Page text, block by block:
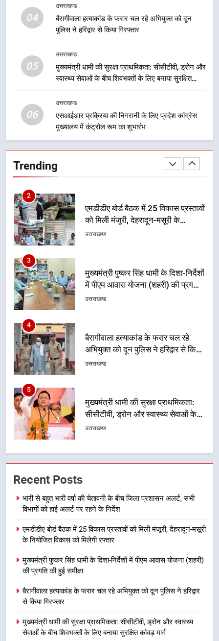
04
उत्तराखण्ड
बैरागीवाला हत्याकांड के फरार चल रहे अभियुक्त को दून
पुलिस ने हरिद्वार से किया गिरफ्तार
05
उत्तराखण्ड
मुख्यमंत्री धामी की सुरक्षा प्राथमिकता: सीसीटीवी, ड्रोन और
स्वास्थ्य सेवाओं के बीच शिवभक्तों के लिए बनाया सुरक्षित
06
उत्तराखण्ड
एसआईआर प्रक्रिया की निगरानी के लिए प्रदेश कांग्रेस
मुख्यालय में कंट्रोल रूम का शुभारंभ
Trending
महाराज की राजस्थान के मुख्यमंत्री से
शिष्टाचार भेंट पर्यटन और सांस्कृतिक
1
भारी से बहुत भारी वर्षा की चेतावनी के बीच
को मिली मंजूरी, देहरादून-मसूरी के
नियोजित विकास को मिलेगी रफ्तार
3
मुख्यमंत्री पुष्कर सिंह धामी के दिशा-निर्देशों
में पीएम आवास योजना (शहरी) की प्रगति
की हुई समीक्षा
उत्तराखण्ड
4
बैरागीवाला हत्याकांड के फरार चल रहे
अभियुक्त को दून पुलिस ने हरिद्वार से किया
गिरफ्तार
उत्तराखण्ड
5
मुख्यमंत्री धामी की सुरक्षा प्राथमिकता:
सीसीटीवी, ड्रोन और स्वास्थ्य सेवाओं के
बीच शिवभक्तों के लिए बनाया सुरक्षित
उत्तराखण्ड
6
एसआईआर प्रक्रिया की निगरानी के लिए
प्रदेश कांग्रेस मुख्यालय में कंट्रोल रूम
का शुभारंभ
उत्तराखण्ड
7
उत्तराखण्ड
महाराज की राजस्थान के मुख्यमंत्री से
शिष्टाचार भेंट पर्यटन और सांस्कृतिक
गतिविधियों के विस्तार पर हुई चर्चा
उत्तराखण्ड
भारी से बहुत भारी वर्षा की चेतावनी के बीच
अलर्ट पर रहने के निर्देश
उत्तराखण्ड
Recent Posts
भारी से बहुत भारी वर्षा की चेतावनी के बीच जिला प्रशासन अलर्ट, सभी
विभागों को हाई अलर्ट पर रहने के निर्देश
एमडीडीए बोर्ड बैठक में 25 विकास प्रस्तावों को मिली मंजूरी, देहरादून-मसूरी
के नियोजित विकास को मिलेगी रफ्तार
मुख्यमंत्री पुष्कर सिंह धामी के दिशा-निर्देशों में पीएम आवास योजना (शहरी)
की प्रगति की हुई समीक्षा
बैरागीवाला हत्याकांड के फरार चल रहे अभियुक्त को दून पुलिस ने हरिद्वार
से किया गिरफ्तार
मुख्यमंत्री धामी की सुरक्षा प्राथमिकता: सीसीटीवी, ड्रोन और स्वास्थ्य
सेवाओं के बीच शिवभक्तों के लिए बनाया सुरक्षित कांवड़ मार्ग